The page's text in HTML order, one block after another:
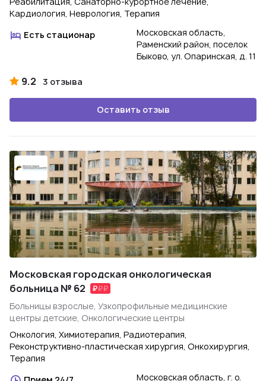
Кардиология, Неврология, Терапия
Есть стационар
Московская область,
Раменский район, поселок
Быково, ул. Опаринская, д. 11
9.2 3 отзыва
Оставить отзыв
Московская городская онкологическая
больница № 62
Больницы взрослые, Узкопрофильные медицинские
центры детские, Онкологические центры
Онкология, Химиотерапия, Радиотерапия,
Реконструктивно-пластическая хирургия, Онкохирургия,
Терапия
Московская область, г. о.